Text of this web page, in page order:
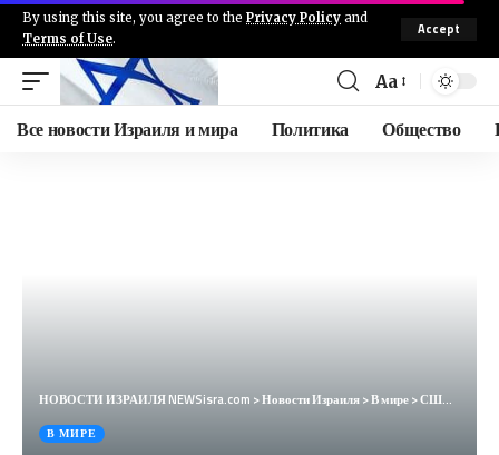
By using this site, you agree to the Privacy Policy and
Terms of Use.
Accept
Aa
Все новости Израиля и мира Политика Общество
НОВОСТИ ИЗРАИЛЯ NEWSisra.com >Новости Израиля>В мире>США в упадке: аналитики рассказали, как Америка погубила сама себя (Newsweek, США)
В МИРЕ